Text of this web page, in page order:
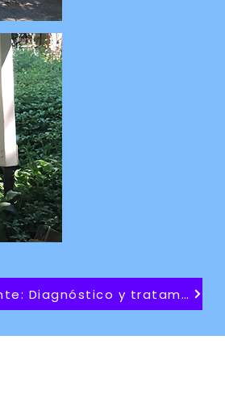
Siguiente: Diagnóstico y tratamiento